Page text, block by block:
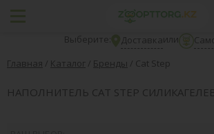
Выберите: Доставкаили
Главная / Каталог / Бренды / Cat Step
НАПОЛНИТЕЛЬ CAT STEP